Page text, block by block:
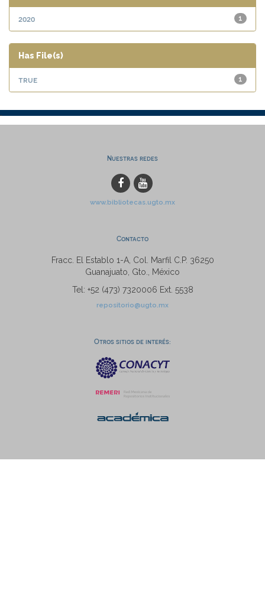
1
2020
Has File(s)
1
true
Nuestras redes
www.bibliotecas.ugto.mx
Contacto
Fracc. El Establo 1-A, Col. Marfil C.P. 36250
Guanajuato, Gto., México
Tel: +52 (473) 7320006 Ext. 5538
repositorio@ugto.mx
Otros sitios de interés: